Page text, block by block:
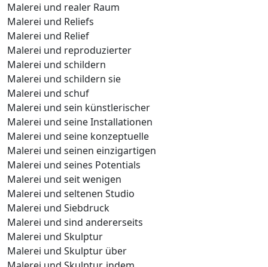
Malerei und realer Raum
Malerei und Reliefs
Malerei und Relief
Malerei und reproduzierter
Malerei und schildern
Malerei und schildern sie
Malerei und schuf
Malerei und sein künstlerischer
Malerei und seine Installationen
Malerei und seine konzeptuelle
Malerei und seinen einzigartigen
Malerei und seines Potentials
Malerei und seit wenigen
Malerei und seltenen Studio
Malerei und Siebdruck
Malerei und sind andererseits
Malerei und Skulptur
Malerei und Skulptur über